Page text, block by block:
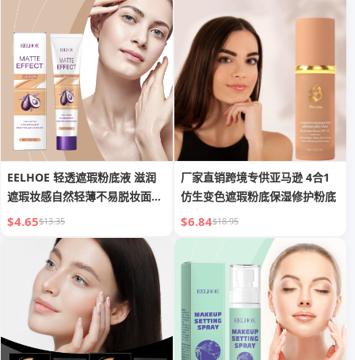
EELHOE 轻透遮瑕粉底液 滋润
遮瑕妆感自然轻薄不易脱妆面部
粉底液
$4.65$13.35
厂家直销跨境专供亚马逊 4合1
仿生变色遮瑕粉底保湿修护粉底
$6.84$18.95